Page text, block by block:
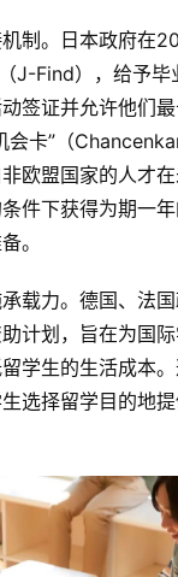
制。日本政府在
J-Find），给予
签证并允许他们最
会卡”（
欧盟国家的人才
件下获得为期一
。
载力。德国、法
计划，旨在为国
学生的生活成本
选择留学目的地